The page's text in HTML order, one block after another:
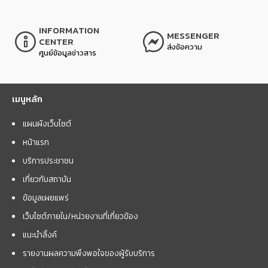
INFORMATION
CENTER
ศูนย์ข้อมูลข่าวสาร
MESSENGER
ส่งข้อความ
เมนูหลัก
แผนผังเว็บไซต์
หน้าแรก
บริการประชาชน
เกี่ยวกับสถาบัน
ข้อมูลเผยแพร่
เว็บไซต์ภายใน/หน่วยงานที่เกี่ยวข้อง
แนะนำลิ้งค์
รายงานผลความพึงพอใจของผู้รับบริการ